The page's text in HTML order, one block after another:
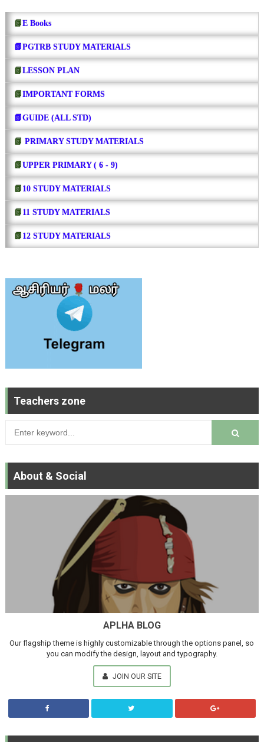
📗E Books
📗PGTRB STUDY MATERIALS
📗LESSON PLAN
📗IMPORTANT FORMS
📗GUIDE (ALL STD)
📗 PRIMARY STUDY MATERIALS
📗UPPER PRIMARY ( 6 - 9)
📗 10 STUDY MATERIALS
📗 11 STUDY MATERIALS
📗 12 STUDY MATERIALS
Teachers zone
About & Social
APLHA BLOG
Our flagship theme is highly customizable through the options panel, so
you can modify the design, layout and typography.
JOIN OUR SITE